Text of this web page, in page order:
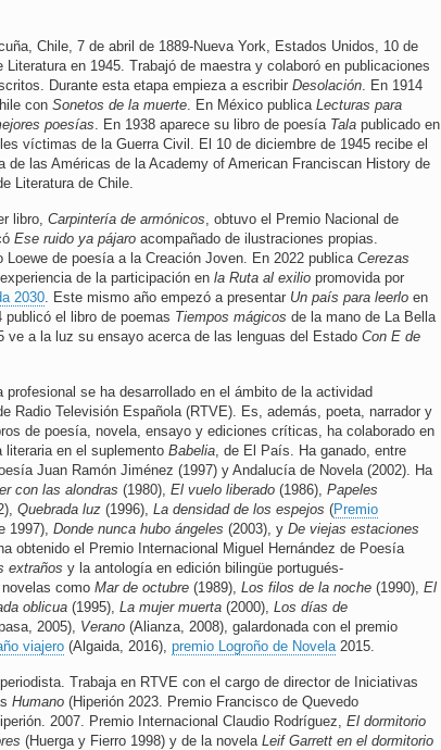
Chile, 7 de abril de 1889-Nueva York, Estados Unidos, 10 de
en 1945. Trabajó de maestra y colaboró en publicaciones
Durante esta etapa empieza a escribir Desolación . En 1914
con Sonetos de la muerte . En México publica Lecturas para
poesías . En 1938 aparece su libro de poesía Tala publicado en
víctimas de la Guerra Civil. El 10 de diciembre de 1945 recibe el
de las Américas de la Academy of American Franciscan History de
Literatura de Chile.
libro, Carpintería de armónicos , obtuvo el Premio Nacional de
Ese ruido ya pájaro acompañado de ilustraciones propias.
Loewe de poesía a la Creación Joven. En 2022 publica Cerezas
de la participación en la Ruta al exilio promovida por
2030 . Este mismo año empezó a presentar Un país para leerlo en
publicó el libro de poemas Tiempos mágicos de la mano de La Bella
ve a la luz su ensayo acerca de las lenguas del Estado Con E de
profesional se ha desarrollado en el ámbito de la actividad
Radio Televisión Española (RTVE). Es, además, poeta, narrador y
de poesía, novela, ensayo y ediciones críticas, ha colaborado en
en el suplemento Babelia , de El País. Ha ganado, entre
Juan Ramón Jiménez (1997) y Andalucía de Novela (2002). Ha
con las alondras (1980), El vuelo liberado (1986), Papeles
Quebrada luz (1996), La densidad de los espejos (Premio
1997), Donde nunca hubo ángeles (2003), y De viejas estaciones
obtenido el Premio Internacional Miguel Hernández de Poesía
extraños y la antología en edición bilingüe portugués-
novelas como Mar de octubre (1989), Los filos de la noche (1990), El
oblicua (1995), La mujer muerta (2000), Los días de
2005), Verano (Alianza, 2008), galardonada con el premio
viajero (Algaida, 2016), premio Logroño de Novela 2015.
Trabaja en RTVE con el cargo de director de Iniciativas
Humano (Hiperión 2023. Premio Francisco de Quevedo
2007. Premio Internacional Claudio Rodríguez, El dormitorio
(Huerga y Fierro 1998) y de la novela Leif Garrett en el dormitorio